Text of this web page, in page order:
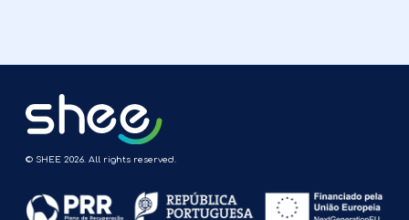
© SHEE 2026. All rights reserved.